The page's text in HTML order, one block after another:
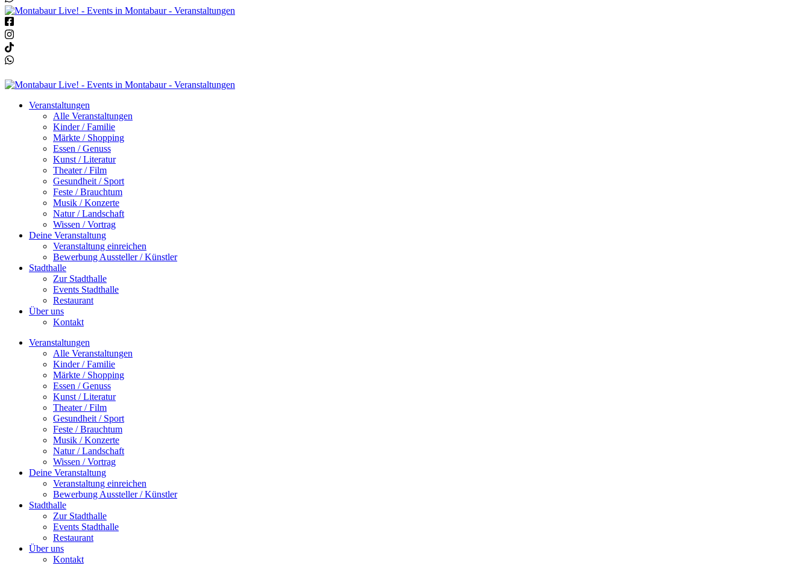
Veranstaltungen
Alle Veranstaltungen
Kinder / Familie
Märkte / Shopping
Essen / Genuss
Kunst / Literatur
Theater / Film
Gesundheit / Sport
Feste / Brauchtum
Musik / Konzerte
Natur / Landschaft
Wissen / Vortrag
Deine Veranstaltung
Veranstaltung einreichen
Bewerbung Aussteller / Künstler
Stadthalle
Zur Stadthalle
Events Stadthalle
Restaurant
Über uns
Kontakt
Veranstaltungen
Alle Veranstaltungen
Kinder / Familie
Märkte / Shopping
Essen / Genuss
Kunst / Literatur
Theater / Film
Gesundheit / Sport
Feste / Brauchtum
Musik / Konzerte
Natur / Landschaft
Wissen / Vortrag
Deine Veranstaltung
Veranstaltung einreichen
Bewerbung Aussteller / Künstler
Stadthalle
Zur Stadthalle
Events Stadthalle
Restaurant
Über uns
Kontakt